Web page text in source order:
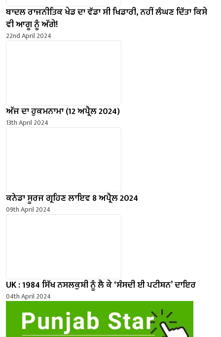
ਬਾਦਲ ਰਾਜਨੀਤਿਕ ਖੇਡ ਦਾ ਵੱਡਾ ਸੀ ਖਿਡਾਰੀ, ਨਹੀਂ ਲੰਘਣ ਦਿੱਤਾ ਕਿਸੇ
ਵੀ ਆਗੂ ਨੂੰ ਅੱਗੇ!
22nd April 2024
ਅੱਜ ਦਾ ਹੁਕਮਨਾਮਾ (12 ਅਪ੍ਰੈਲ 2024)
13th April 2024
ਕਨੇਡਾ ਸੂਰਜ ਗ੍ਰਹਿਣ ਲਾਇਵ 8 ਅਪ੍ਰੈਲ 2024
09th April 2024
UK : 1984 ਸਿੱਖ ਨਸਲਕੁਸ਼ੀ ਨੂੰ ਲੈ ਕੇ ‘ਸੰਸਦੀ ਈ ਪਟੀਸ਼ਨ’ ਦਾਇਰ
04th April 2024